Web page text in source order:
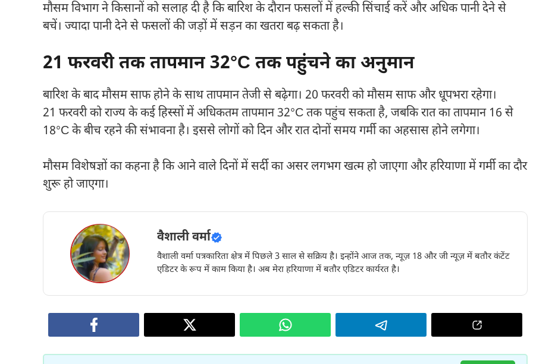
मौसम विभाग ने किसानों को सलाह दी है कि बारिश के दौरान फसलों में हल्की सिंचाई करें और अधिक पानी देने से
बचें। ज्यादा पानी देने से फसलों की जड़ों में सड़न का खतरा बढ़ सकता है।
21 फरवरी तक तापमान 32°C तक पहुंचने का अनुमान
बारिश के बाद मौसम साफ होने के साथ तापमान तेजी से बढ़ेगा। 20 फरवरी को मौसम साफ और धूपभरा रहेगा।
21 फरवरी को राज्य के कई हिस्सों में अधिकतम तापमान 32°C तक पहुंच सकता है, जबकि रात का तापमान 16 से
18°C के बीच रहने की संभावना है। इससे लोगों को दिन और रात दोनों समय गर्मी का अहसास होने लगेगा।
मौसम विशेषज्ञों का कहना है कि आने वाले दिनों में सर्दी का असर लगभग खत्म हो जाएगा और हरियाणा में गर्मी का दौर
शुरू हो जाएगा।
वैशाली वर्मा
वैशाली वर्मा पत्रकारिता क्षेत्र में पिछले 3 साल से सक्रिय है। इन्होंने आज तक, न्यूज़ 18 और जी न्यूज़ में बतौर कंटेंट
एडिटर के रूप में काम किया है। अब मेरा हरियाणा में बतौर एडिटर कार्यरत है।